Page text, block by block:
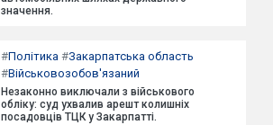
значення.
#Політика #Закарпатська область
#Військовозобов'язаний
Незаконно виключали з військового
обліку: суд ухвалив арешт колишніх
посадовців ТЦК у Закарпатті.